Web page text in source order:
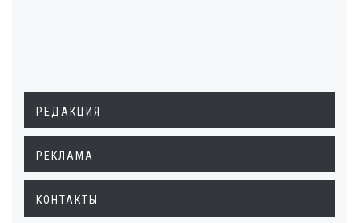
РЕДАКЦИЯ
РЕКЛАМА
КОНТАКТЫ